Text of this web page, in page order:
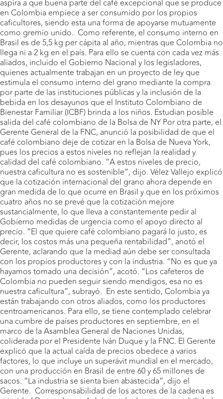
aspira a que buena parte del café excepcional que se produce
en Colombia empiece a ser consumido por los propios
caficultores, siendo esta una forma de apoyarse mutuamente
como gremio unido. Como referente, el consumo interno en
Brasil es de 5,5 kg per cápita al año, mientras que Colombia no
llega ni a 2 kg en el país. Para ello se cuenta con cada vez más
aliados, incluido el Gobierno Nacional y los legisladores,
quienes actualmente trabajan en un proyecto de ley que
estimula el consumo interno del grano mediante la compra
por parte de las instituciones públicas y la inclusión de la
bebida en los desayunos que el Instituto Colombiano de
Bienestar Familiar (ICBF) brinda a los niños. Estudian posible
salida del café colombiano de la Bolsa de NY Por otra parte, el
Gerente General de la FNC, anunció la posibilidad de que el
café colombiano deje de cotizar en la Bolsa de Nueva York,
pues los precios a estos niveles no reflejan la realidad y
calidad del café colombiano. “A estos niveles de precio,
nuestra caficultura no es sostenible”, dijo. Vélez Vallejo explicó
que la cotización internacional del grano ahora depende en
gran medida de lo que ocurre en Brasil y que en los próximos
cuatro años no se prevé que la cotización mejore
sustancialmente, lo que lleva a constantemente pedir al
Gobierno medidas de urgencia como el apoyo directo al
precio. “El que quiere café colombiano pagará lo justo, es
decir, los costos más una pequeña rentabilidad”, anotó el
Gerente, aclarando que la mediad aún debe ser consultada
con los propios productores y con la industria. “No es que ya
hayamos tomado una decisión”, acotó. “Los cafeteros de
Colombia no pueden seguir siendo mendigos, esa no es
nuestra caficultura”, subrayó. En este sentido, Colombia ya
están trabajando con otros aliados, como los productores
centroamericanos. Para ello, se tiene contemplado celebrar
una cumbre de países productores en septiembre, en el
marco de la Asamblea General de Naciones Unidas,
coliderada por el Presidente Iván Duque y la FNC. El Gerente
explicó que la actual caída de precios obedece a varios
factores, lo que incluye un superávit mundial en el mercado,
con una producción en Brasil de entre 60 y 65 millones de
sacos. “La industria se sienta bien abastecida”, dijo el
Gerente. Corresponsabilidad de los actores de la cadena es